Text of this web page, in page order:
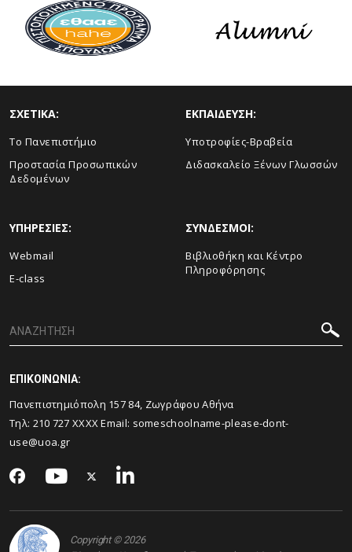
ΣΧΕΤΙΚΑ:
Το Πανεπιστήμιο
Προστασία Προσωπικών
Δεδομένων
ΕΚΠΑΙΔΕΥΣΗ:
Υποτροφίες-Βραβεία
Διδασκαλείο Ξένων Γλωσσών
ΥΠΗΡΕΣΙΕΣ:
Webmail
E-class
ΣΥΝΔΕΣΜΟΙ:
Βιβλιοθήκη και Κέντρο
Πληροφόρησης
ΕΠΙΚΟΙΝΩΝΙΑ:
Πανεπιστημιόπολη 157 84, Ζωγράφου Αθήνα
Τηλ: 210 727 XXXX Email: someschoolname-please-dont-
use@uoa.gr
Copyright © 2026